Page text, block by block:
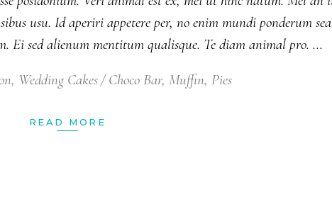
usu. Id aperiri appetere per, no enim mundi ponderum
Ei sed alienum mentitum qualisque. Te diam animal pro.
, Wedding Cakes Choco Bar, Muffin, Pies
READ MORE